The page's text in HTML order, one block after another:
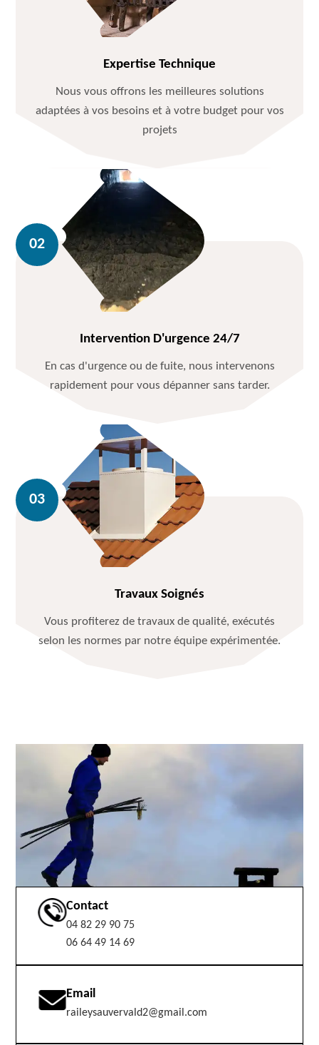
Expertise Technique
Nous vous offrons les meilleures solutions
adaptées à vos besoins et à votre budget pour vos
projets
Intervention D'urgence 24/7
En cas d'urgence ou de fuite, nous intervenons
rapidement pour vous dépanner sans tarder.
Travaux Soignés
Vous profiterez de travaux de qualité, exécutés
selon les normes par notre équipe expérimentée.
Contact
04 82 29 90 75
06 64 49 14 69
Email
raileysauvervald2@gmail.com